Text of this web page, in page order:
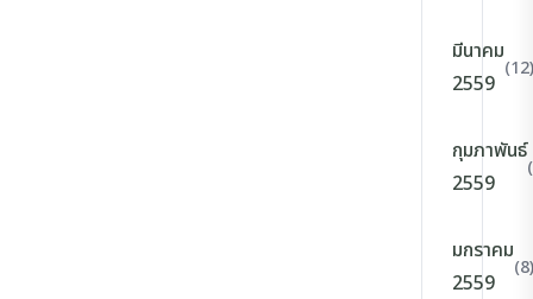
มีนาคม
2559
(12)
กุมภาพันธ์
2559
มกราคม
2559
(8)